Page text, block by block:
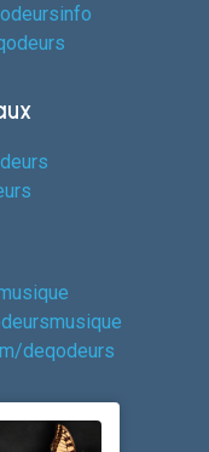
deqodeurs